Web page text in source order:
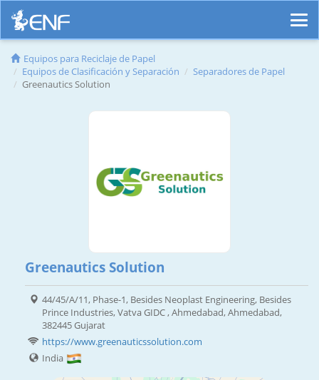
Equipos para Reciclaje de Papel
Equipos de Clasificación y Separación
Separadores de Papel
Greenautics Solution
Greenautics Solution
44/45/A/11, Phase-1, Besides Neoplast Engineering, Besides
Prince Industries, Vatva GIDC , Ahmedabad, Ahmedabad,
382445 Gujarat
https://www.greenauticssolution.com
India